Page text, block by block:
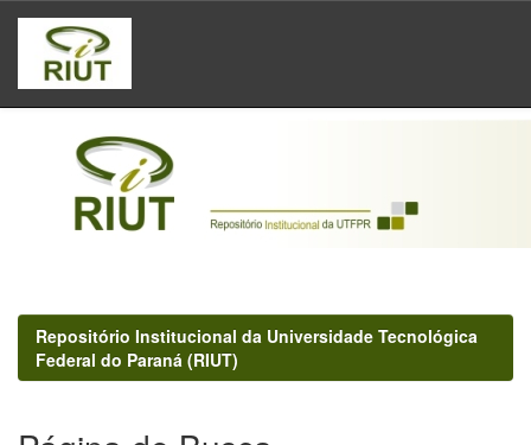
Skip
navigation
Repositório Institucional da Universidade Tecnológica
Federal do Paraná (RIUT)